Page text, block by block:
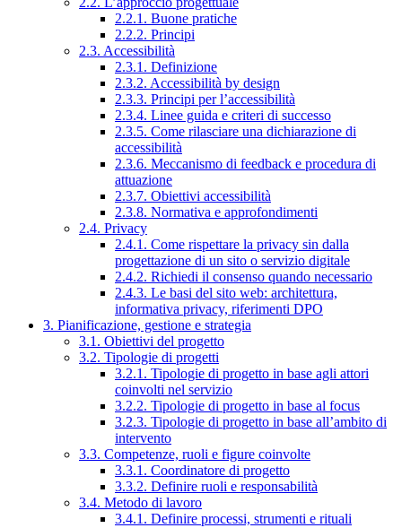
2.2.1. Buone pratiche
2.2.2. Principi
2.3. Accessibilità
2.3.1. Definizione
2.3.2. Accessibilità by design
2.3.3. Principi per l’accessibilità
2.3.4. Linee guida e criteri di successo
2.3.5. Come rilasciare una dichiarazione di
accessibilità
2.3.6. Meccanismo di feedback e procedura di
attuazione
2.3.7. Obiettivi accessibilità
2.3.8. Normativa e approfondimenti
2.4. Privacy
2.4.1. Come rispettare la privacy sin dalla
progettazione di un sito o servizio digitale
2.4.2. Richiedi il consenso quando necessario
2.4.3. Le basi del sito web: architettura,
informativa privacy, riferimenti DPO
3. Pianificazione, gestione e strategia
3.1. Obiettivi del progetto
3.2. Tipologie di progetti
3.2.1. Tipologie di progetto in base agli attori
coinvolti nel servizio
3.2.2. Tipologie di progetto in base al focus
3.2.3. Tipologie di progetto in base all’ambito di
intervento
3.3. Competenze, ruoli e figure coinvolte
3.3.1. Coordinatore di progetto
3.3.2. Definire ruoli e responsabilità
3.4. Metodo di lavoro
3.4.1. Definire processi, strumenti e rituali